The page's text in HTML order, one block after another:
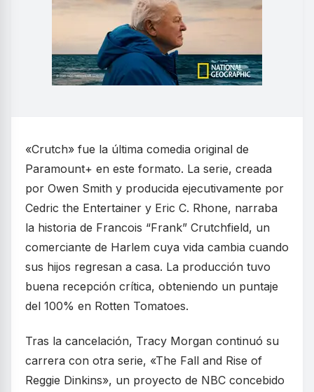
«Crutch» fue la última comedia original de
Paramount+ en este formato. La serie, creada
por Owen Smith y producida ejecutivamente por
Cedric the Entertainer y Eric C. Rhone, narraba
la historia de Francois “Frank” Crutchfield, un
comerciante de Harlem cuya vida cambia cuando
sus hijos regresan a casa. La producción tuvo
buena recepción crítica, obteniendo un puntaje
del 100% en Rotten Tomatoes.
Tras la cancelación, Tracy Morgan continuó su
carrera con otra serie, «The Fall and Rise of
Reggie Dinkins», un proyecto de NBC concebido